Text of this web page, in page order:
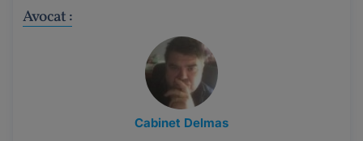
Avocat :
Cabinet Delmas